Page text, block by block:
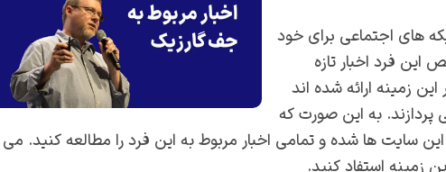
های اجتماعی برای خود
این فرد اخبار تازه
زمینه ارائه شده اند
پردازند. به این صورت که
سایت ها شده و تمامی اخبار مربوط به این فرد را مطالعه کنید. می
زمینه استفاد کنید.